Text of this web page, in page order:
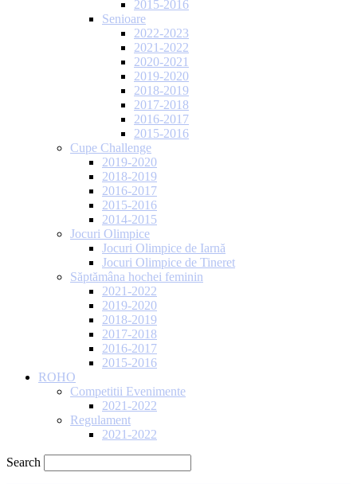
2015-2016
Senioare
2022-2023
2021-2022
2020-2021
2019-2020
2018-2019
2017-2018
2016-2017
2015-2016
Cupe Challenge
2019-2020
2018-2019
2016-2017
2015-2016
2014-2015
Jocuri Olimpice
Jocuri Olimpice de Iarnă
Jocuri Olimpice de Tineret
Săptămâna hochei feminin
2021-2022
2019-2020
2018-2019
2017-2018
2016-2017
2015-2016
ROHO
Competitii Evenimente
2021-2022
Regulament
2021-2022
Search